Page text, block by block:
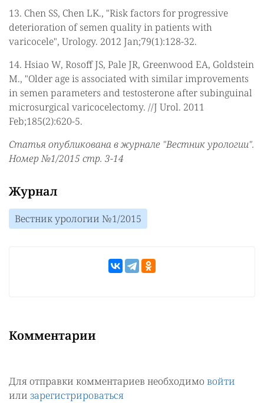
13. Chen SS, Chen LK., "Risk factors for progressive
deterioration of semen quality in patients with
varicocele", Urology. 2012 Jan;79(1):128-32.
14. Hsiao W, Rosoff JS, Pale JR, Greenwood EA, Goldstein
M., "Older age is associated with similar improvements
in semen parameters and testosterone after subinguinal
microsurgical varicocelectomy. //J Urol. 2011
Feb;185(2):620-5.
Статья опубликована в журнале "Вестник урологии".
Номер №1/2015 стр. 3-14
Журнал
Вестник урологии №1/2015
Комментарии
Для отправки комментариев необходимо войти
или зарегистрироваться